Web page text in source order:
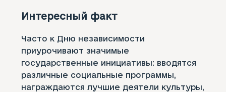
Интересный факт
Часто к Дню независимости
приурочивают значимые
государственные инициативы: вводятся
различные социальные программы,
награждаются лучшие деятели культуры,